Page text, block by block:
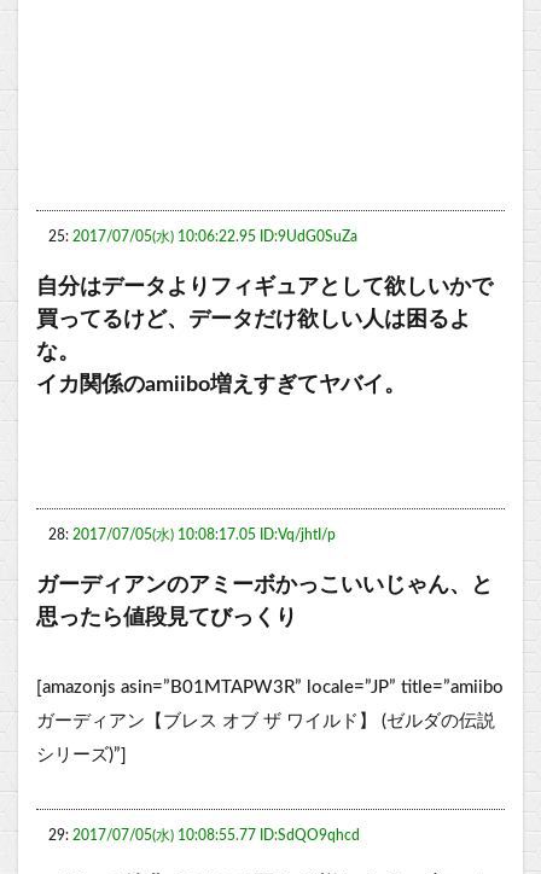
25: 2017/07/05(水) 10:06:22.95 ID:9UdG0SuZa
自分はデータよりフィギュアとして欲しいかで
買ってるけど、データだけ欲しい人は困るよ
な。
イカ関係のamiibo増えすぎてヤバイ。
28: 2017/07/05(水) 10:08:17.05 ID:Vq/jhtI/p
ガーディアンのアミーボかっこいいじゃん、と
思ったら値段見てびっくり
[amazonjs asin=”B01MTAPW3R” locale=”JP” title=”amiibo
ガーディアン【ブレス オブ ザ ワイルド】 (ゼルダの伝説
シリーズ)”]
29: 2017/07/05(水) 10:08:55.77 ID:SdQO9qhcd